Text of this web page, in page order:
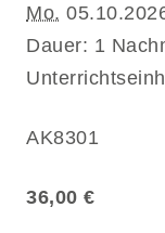
Mo.
Dauer: 1
AK8301
36,00 €